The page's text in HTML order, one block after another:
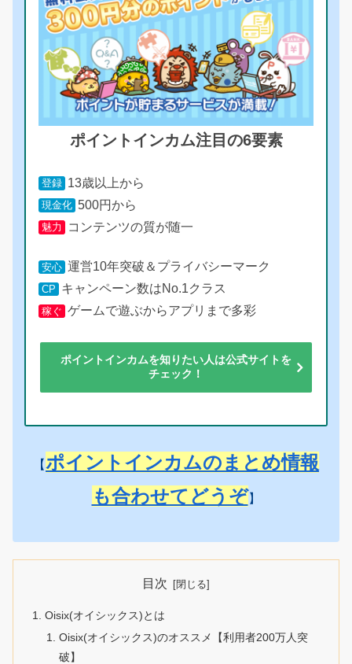
ポイントインカム注目の6要素
登録 13歳以上から
現金化 500円から
魅力 コンテンツの質が随一
安心 運営10年突破＆プライバシーマーク
CP キャンペーン数はNo.1クラス
稼ぐ ゲームで遊ぶからアプリまで多彩
ポイントインカムを知りたい人は公式サイトを
チェック！
【ポイントインカムのまとめ情報
も合わせてどうぞ 】
目次
Oisix(オイシックス)とは
Oisix(オイシックス)のオススメ【利用者200万人突
破】